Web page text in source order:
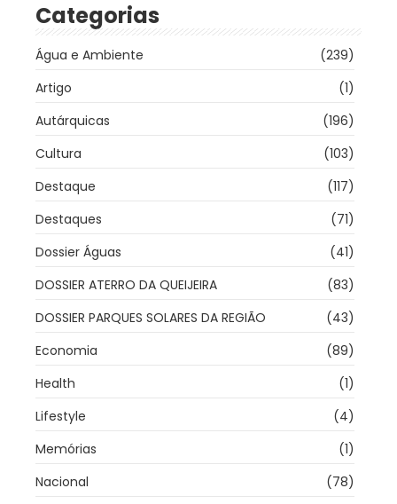
Categorias
Água e Ambiente
(239)
Artigo
(1)
Autárquicas
(196)
Cultura
(103)
Destaque
(117)
Destaques
(71)
Dossier Águas
(41)
DOSSIER ATERRO DA QUEIJEIRA
(83)
DOSSIER PARQUES SOLARES DA REGIÃO
(43)
Economia
(89)
Health
(1)
Lifestyle
(4)
Memórias
(1)
Nacional
(78)